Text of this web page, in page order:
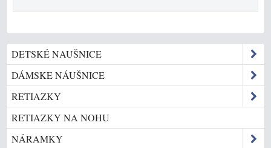
DETSKÉ NAUŠNICE
DÁMSKE NÁUŠNICE
RETIAZKY
RETIAZKY NA NOHU
NÁRAMKY